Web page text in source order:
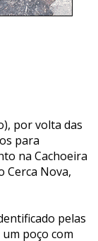
por volta das
para
na Cachoeira
Cerca Nova,
pelas
um poço com